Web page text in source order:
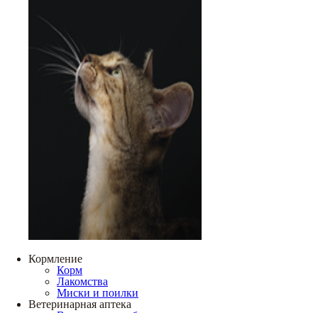
Кормление
Корм
Лакомства
Миски и поилки
Ветеринарная аптека